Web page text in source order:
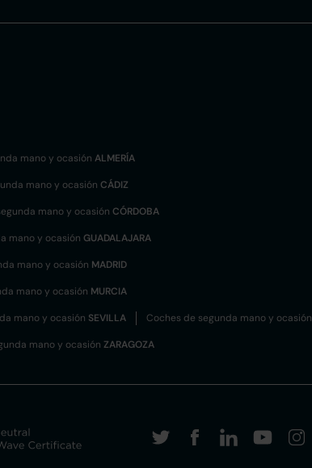
mano y ocasión ALMERÍA
mano y ocasión CÁDIZ
mano y ocasión CÓRDOBA
mano y ocasión GUADALAJARA
mano y ocasión MADRID
mano y ocasión MURCIA
mano y ocasión SEVILLA Coches de segunda mano y ocasión
mano y ocasión ZARAGOZA